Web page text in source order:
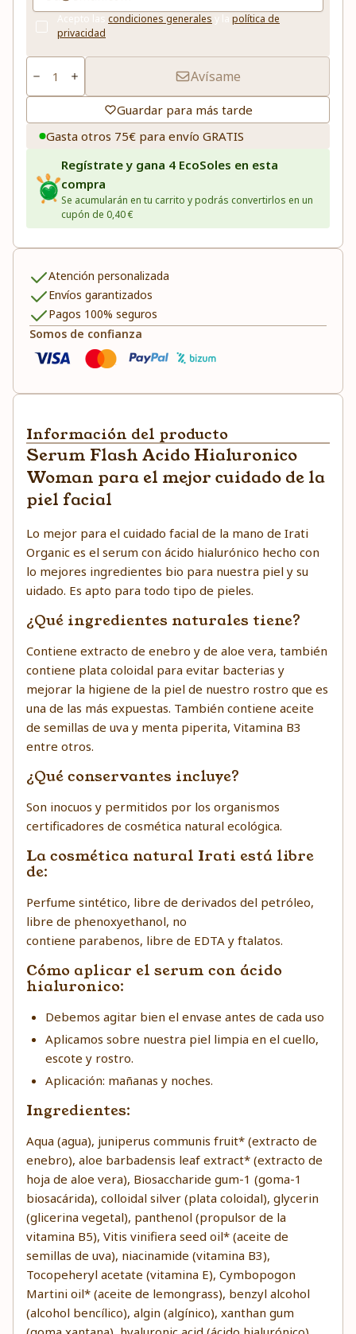
Acepto las condiciones generales y la política de
privacidad
Avísame
Guardar para más tarde
Gasta otros 75€ para envío GRATIS
Regístrate y gana 4 EcoSoles en esta
compra
Se acumularán en tu carrito y podrás convertirlos en un
cupón de 0,40 €
Atención personalizada
Envíos garantizados
Pagos 100% seguros
Somos de confianza
Información del producto
Serum Flash Acido Hialuronico
Woman para el mejor cuidado de la
piel facial
Lo mejor para el cuidado facial de la mano de Irati
Organic es el serum con ácido hialurónico hecho con
lo mejores ingredientes bio para nuestra piel y su
uidado. Es apto para todo tipo de pieles.
¿Qué ingredientes naturales tiene?
Contiene extracto de enebro y de aloe vera, también
contiene plata coloidal para evitar bacterias y
mejorar la higiene de la piel de nuestro rostro que es
una de las más expuestas. También contiene aceite
de semillas de uva y menta piperita, Vitamina B3
entre otros.
¿Qué conservantes incluye?
Son inocuos y permitidos por los organismos
certificadores de cosmética natural ecológica.
La cosmética natural Irati está libre
de:
Perfume sintético, libre de derivados del petróleo,
libre de phenoxyethanol, no
contiene parabenos, libre de EDTA y ftalatos.
Cómo aplicar el serum con ácido
hialuronico:
Debemos agitar bien el envase antes de cada uso
Aplicamos sobre nuestra piel limpia en el cuello,
escote y rostro.
Aplicación: mañanas y noches.
Ingredientes:
Aqua (agua), juniperus communis fruit* (extracto de
enebro), aloe barbadensis leaf extract* (extracto de
hoja de aloe vera), Biosaccharide gum-1 (goma-1
biosacárida), colloidal silver (plata coloidal), glycerin
(glicerina vegetal), panthenol (propulsor de la
vitamina B5), Vitis vinifiera seed oil* (aceite de
semillas de uva), niacinamide (vitamina B3),
Tocopeheryl acetate (vitamina E), Cymbopogon
Martini oil* (aceite de lemongrass), benzyl alcohol
(alcohol bencílico), algin (algínico), xanthan gum